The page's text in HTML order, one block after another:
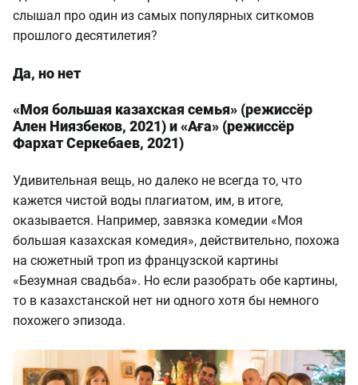
слышал про один из самых популярных ситкомов
прошлого десятилетия?
Да, но нет
«Моя большая казахская семья» (режиссёр
Ален Ниязбеков, 2021) и «Аға» (режиссёр
Фархат Серкебаев, 2021)
Удивительная вещь, но далеко не всегда то, что
кажется чистой воды плагиатом, им, в итоге,
оказывается. Например, завязка комедии «Моя
большая казахская комедия», действительно, похожа
на сюжетный троп из французской картины
«Безумная свадьба». Но если разобрать обе картины,
то в казахстанской нет ни одного хотя бы немного
похожего эпизода.